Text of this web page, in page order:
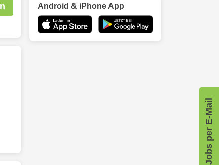
Jobs per E-Mail
Android & iPhone App